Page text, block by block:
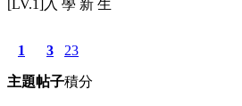
[LV.1]入 學 新 生
1
主題
3
帖子
23
積分